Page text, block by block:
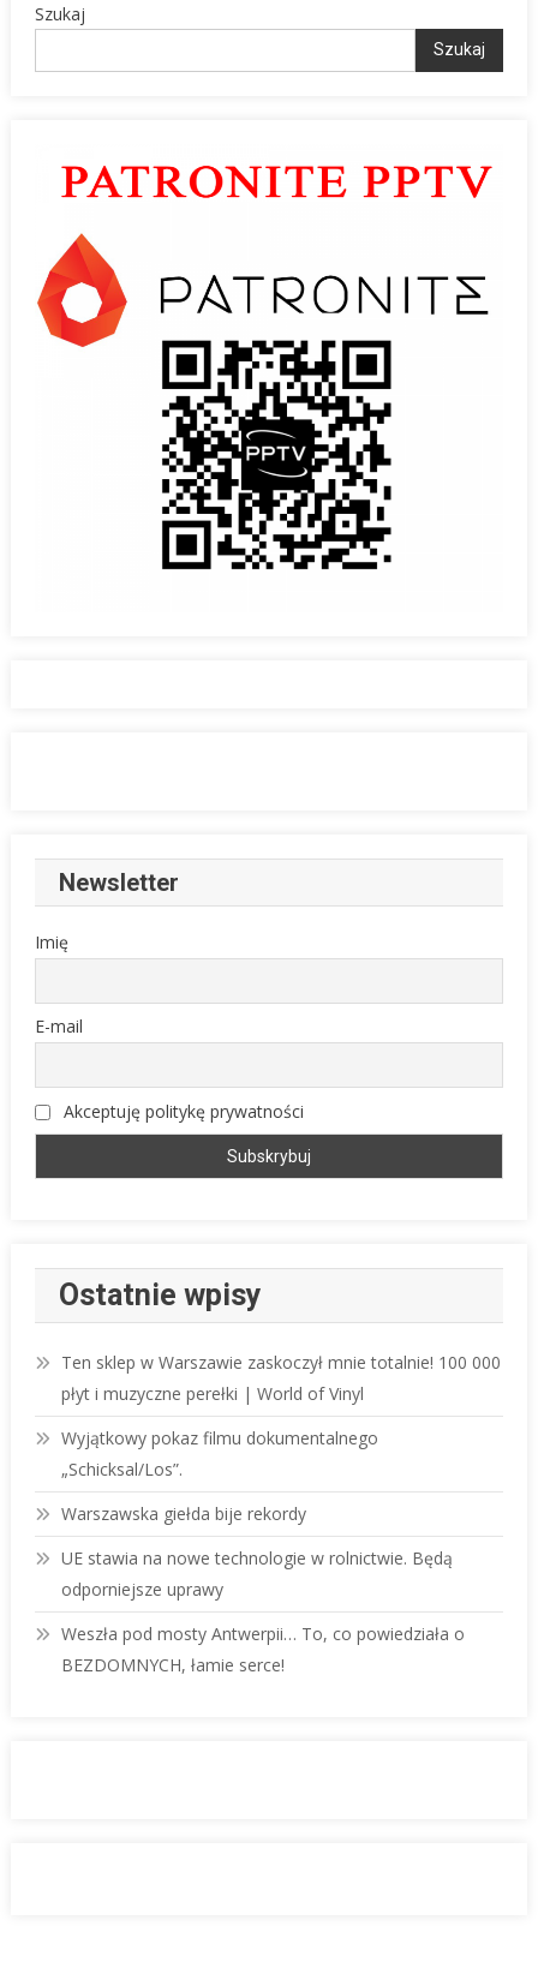
Szukaj
Szukaj
Newsletter
Imię
E-mail
Akceptuję politykę prywatności
Ostatnie wpisy
Ten sklep w Warszawie zaskoczył mnie totalnie! 100 000
płyt i muzyczne perełki | World of Vinyl
Wyjątkowy pokaz filmu dokumentalnego
„Schicksal/Los”.
Warszawska giełda bije rekordy
UE stawia na nowe technologie w rolnictwie. Będą
odporniejsze uprawy
Weszła pod mosty Antwerpii… To, co powiedziała o
BEZDOMNYCH, łamie serce!